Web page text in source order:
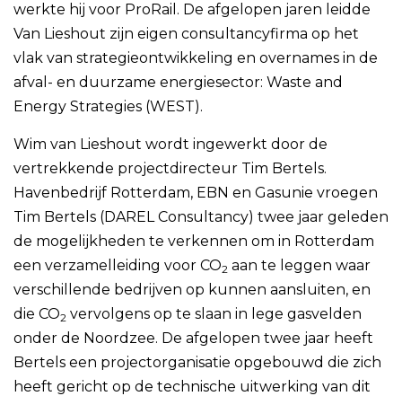
werkte hij voor ProRail. De afgelopen jaren leidde
Van Lieshout zijn eigen consultancyfirma op het
vlak van strategieontwikkeling en overnames in de
afval- en duurzame energiesector: Waste and
Energy Strategies (WEST).
Wim van Lieshout wordt ingewerkt door de
vertrekkende projectdirecteur Tim Bertels.
Havenbedrijf Rotterdam, EBN en Gasunie vroegen
Tim Bertels (DAREL Consultancy) twee jaar geleden
de mogelijkheden te verkennen om in Rotterdam
een verzamelleiding voor CO2 aan te leggen waar
verschillende bedrijven op kunnen aansluiten, en
die CO2 vervolgens op te slaan in lege gasvelden
onder de Noordzee. De afgelopen twee jaar heeft
Bertels een projectorganisatie opgebouwd die zich
heeft gericht op de technische uitwerking van dit